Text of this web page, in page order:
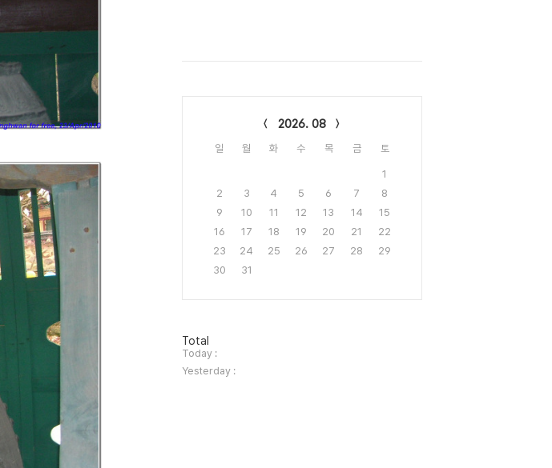
2026. 08
일 월 화 수 목 금 토
1
2
3 4 5 6 7
8
9
10 11 12 13 14
15
16
17 18 19 20 21
22
23
24 25 26 27 28
29
30
31
방
문
자
수
Total
Today :
Yesterday :